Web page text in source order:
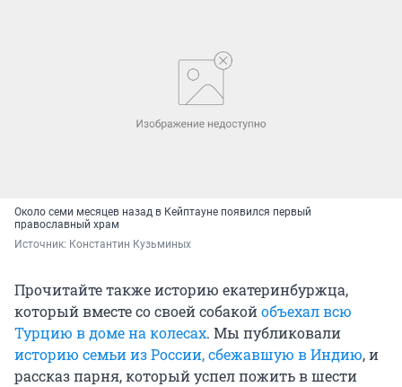
Около семи месяцев назад в Кейптауне появился первый
православный храм
Источник: Константин Кузьминых
Прочитайте также историю екатеринбуржца,
который вместе со своей собакойобъехал всю
Турцию в доме на колесах. Мы публиковали
историю семьи из России, сбежавшую в Индию, и
рассказ парня, который успел пожить в шести